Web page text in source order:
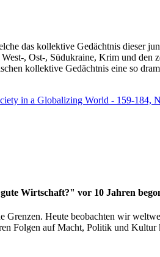
das kollektive Gedächtnis dieser
, Ost-, Südukraine, Krim und den
kollektive Gedächtnis eine so
in a Globalizing World - 159-184,
Wirtschaft?" vor 10 Jahren
Grenzen. Heute beobachten wir
Folgen auf Macht, Politik und Kultur